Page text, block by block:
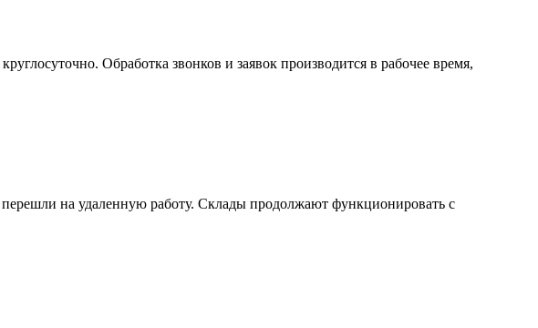
Обработка звонков и заявок производится в рабочее время,
на удаленную работу. Склады продолжают функционировать с